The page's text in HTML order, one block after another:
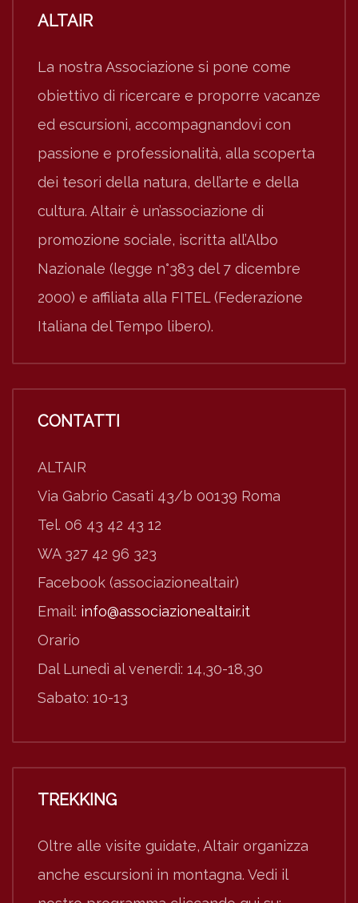
ALTAIR
La nostra Associazione si pone come
obiettivo di ricercare e proporre vacanze
ed escursioni, accompagnandovi con
passione e professionalità, alla scoperta
dei tesori della natura, dell’arte e della
cultura. Altair è un’associazione di
promozione sociale, iscritta all’Albo
Nazionale (legge n°383 del 7 dicembre
2000) e affiliata alla FITEL (Federazione
Italiana del Tempo libero).
CONTATTI
ALTAIR
Via Gabrio Casati 43/b 00139 Roma
Tel. 06 43 42 43 12
WA 327 42 96 323
Facebook (associazionealtair)
Email: info@associazionealtair.it
Orario
Dal Lunedì al venerdì: 14,30-18,30
Sabato: 10-13
TREKKING
Oltre alle visite guidate, Altair organizza
anche escursioni in montagna. Vedi il